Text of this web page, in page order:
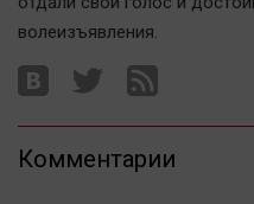
Вкусное
Дети
ЖКХ
Интервью
волеизъявления.
Комментарии